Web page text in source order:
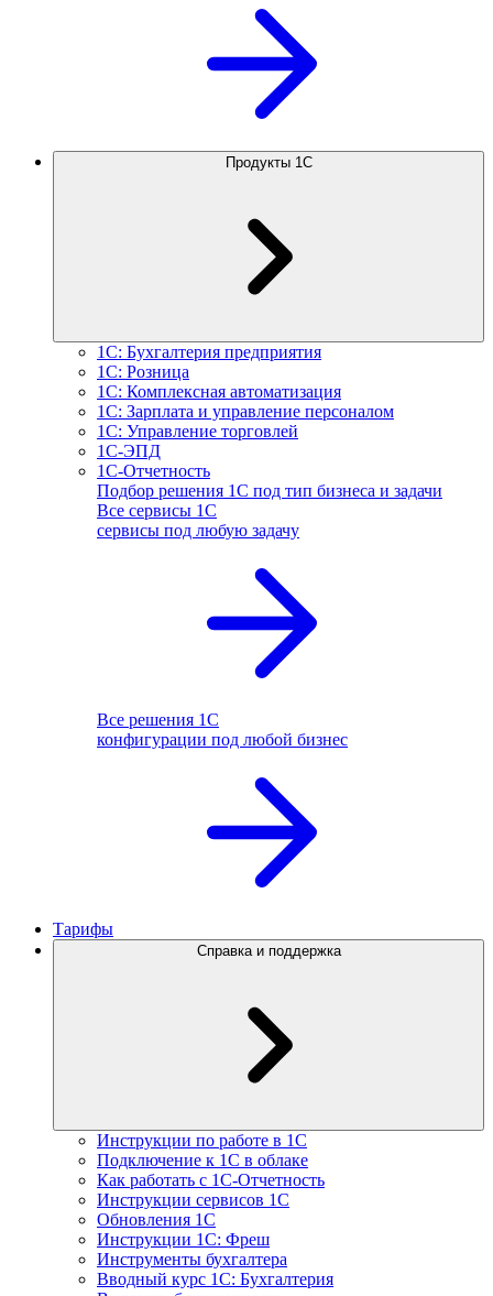
Продукты 1С
1С: Бухгалтерия предприятия
1С: Розница
1С: Комплексная автоматизация
1С: Зарплата и управление персоналом
1С: Управление торговлей
1С-ЭПД
1С-Отчетность
Подбор решения 1С под тип бизнеса и задачи
Все сервисы 1С
сервисы под любую задачу
Все решения 1С
конфигурации под любой бизнес
Тарифы
Справка и поддержка
Инструкции по работе в 1С
Подключение к 1С в облаке
Как работать с 1С‑Отчетность
Инструкции сервисов 1С
Обновления 1С
Инструкции 1С: Фреш
Инструменты бухгалтера
Вводный курс 1С: Бухгалтерия